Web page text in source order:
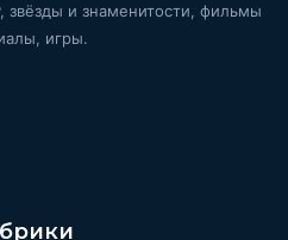
звёзды и знаменитости, фильмы
игры.